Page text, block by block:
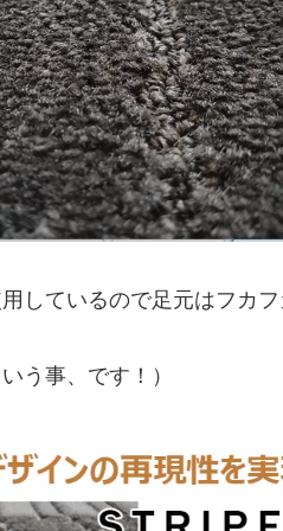
しているので足元はフカ
う事、です！）